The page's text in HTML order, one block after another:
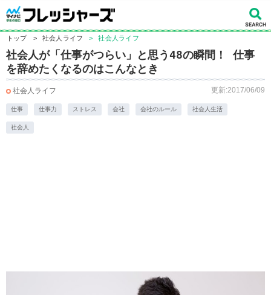
トップ > 社会人ライフ > 社会人ライフ
社会人が「仕事がつらい」と思う48の瞬間！ 仕事
を辞めたくなるのはこんなとき
社会人ライフ 更新:2017/06/09
仕事 仕事力 ストレス 会社 会社のルール 社会人生活
社会人